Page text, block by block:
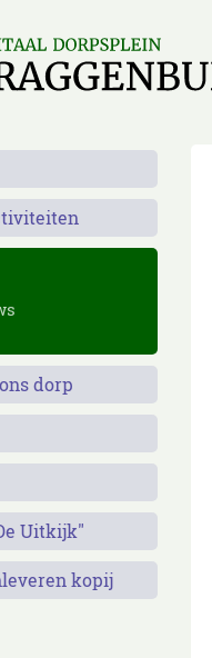
dorp
Uitkijk"
kopij